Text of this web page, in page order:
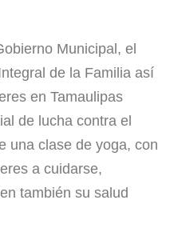
Municipal, el
de la Familia así
en Tamaulipas
de lucha contra el
una clase de yoga, con
a cuidarse,
también su salud